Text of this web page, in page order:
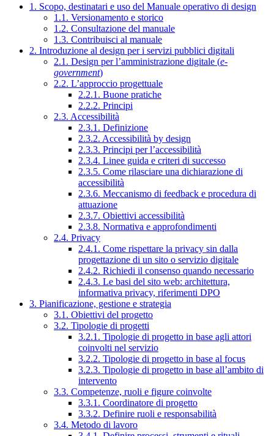
1. Scopo, destinatari e uso del Manuale operativo di design
1.1. Versionamento e storico
1.2. Consultazione del manuale
1.3. Contribuisci al manuale
2. Introduzione al design per i servizi pubblici digitali
2.1. Design per l’amministrazione digitale (e-
government)
2.2. L’approccio progettuale
2.2.1. Buone pratiche
2.2.2. Principi
2.3. Accessibilità
2.3.1. Definizione
2.3.2. Accessibilità by design
2.3.3. Principi per l’accessibilità
2.3.4. Linee guida e criteri di successo
2.3.5. Come rilasciare una dichiarazione di
accessibilità
2.3.6. Meccanismo di feedback e procedura di
attuazione
2.3.7. Obiettivi accessibilità
2.3.8. Normativa e approfondimenti
2.4. Privacy
2.4.1. Come rispettare la privacy sin dalla
progettazione di un sito o servizio digitale
2.4.2. Richiedi il consenso quando necessario
2.4.3. Le basi del sito web: architettura,
informativa privacy, riferimenti DPO
3. Pianificazione, gestione e strategia
3.1. Obiettivi del progetto
3.2. Tipologie di progetti
3.2.1. Tipologie di progetto in base agli attori
coinvolti nel servizio
3.2.2. Tipologie di progetto in base al focus
3.2.3. Tipologie di progetto in base all’ambito di
intervento
3.3. Competenze, ruoli e figure coinvolte
3.3.1. Coordinatore di progetto
3.3.2. Definire ruoli e responsabilità
3.4. Metodo di lavoro